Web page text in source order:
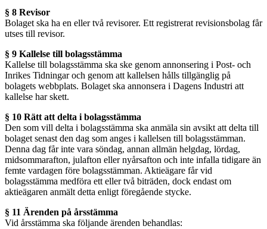
§ 8 Revisor
Bolaget ska ha en eller två revisorer. Ett registrerat revisionsbolag får
utses till revisor.
§ 9 Kallelse till bolagsstämma
Kallelse till bolagsstämma ska ske genom annonsering i Post- och
Inrikes Tidningar och genom att kallelsen hålls tillgänglig på
bolagets webbplats. Bolaget ska annonsera i Dagens Industri att
kallelse har skett.
§ 10 Rätt att delta i bolagsstämma
Den som vill delta i bolagsstämma ska anmäla sin avsikt att delta till
bolaget senast den dag som anges i kallelsen till bolagsstämman.
Denna dag får inte vara söndag, annan allmän helgdag, lördag,
midsommarafton, julafton eller nyårsafton och inte infalla tidigare än
femte vardagen före bolagsstämman. Aktieägare får vid
bolagsstämma medföra ett eller två biträden, dock endast om
aktieägaren anmält detta enligt föregående stycke.
§ 11 Ärenden på årsstämma
Vid årsstämma ska följande ärenden behandlas: